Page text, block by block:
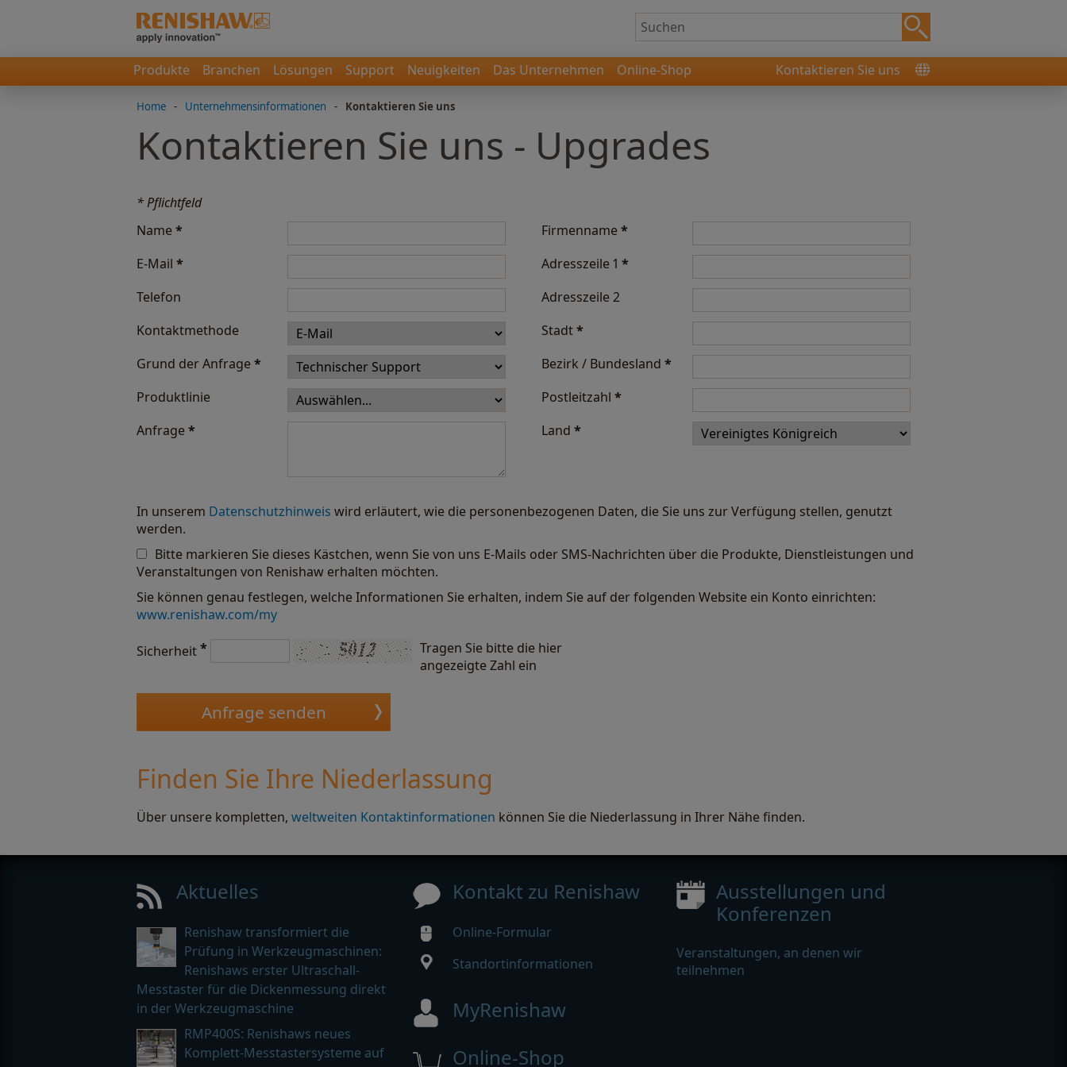
Produkte Branchen Lösungen Support Neuigkeiten Das Unternehmen Online-Shop Kontaktieren Sie uns
Home - Unternehmensinformationen - Kontaktieren Sie uns
Kontaktieren Sie uns - Upgrades
* Pflichtfeld
Name*
E-Mail *
Telefon
Kontaktmethode
Grund der Anfrage*
Produktlinie
Anfrage*
Firmenname*
Adresszeile 1 *
Adresszeile 2
Stadt*
Bezirk / Bundesland *
Postleitzahl *
Land *
In unserem Datenschutzhinweis wird erläutert, wie die personenbezogenen Daten, die Sie uns zur Verfügung stellen, genutzt
werden.
Bitte markieren Sie dieses Kästchen, wenn Sie von uns E-Mails oder SMS-Nachrichten über die Produkte, Dienstleistungen und
Veranstaltungen von Renishaw erhalten möchten.
Sie können genau festlegen, welche Informationen Sie erhalten, indem Sie auf der folgenden Website ein Konto einrichten:
www.renishaw.com/my
Sicherheit*
Tragen Sie bitte die hier
angezeigte Zahl ein
Finden Sie Ihre Niederlassung
Über unsere kompletten, weltweiten Kontaktinformationen können Sie die Niederlassung in Ihrer Nähe finden.
Aktuelles
Renishaw transformiert die
Prüfung in Werkzeugmaschinen:
Renishaws erster Ultraschall-
Messtaster für die Dickenmessung direkt
in der Werkzeugmaschine
RMP400S: Renishaws neues
Komplett-Messtastersysteme auf
Kontakt zu Renishaw
Online-Formular
Standortinformationen
MyRenishaw
Online-Shop
Ausstellungen und
Konferenzen
Veranstaltungen, an denen wir
teilnehmen